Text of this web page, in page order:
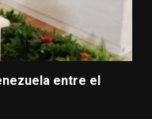
entre el